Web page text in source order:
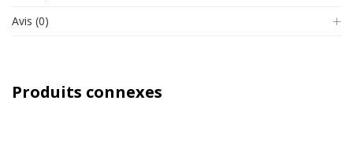
Avis (0)
Produits connexes